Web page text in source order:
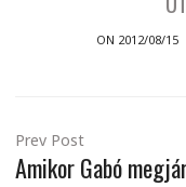
ON 2012/08/15
Prev Post
Amikor Gabó